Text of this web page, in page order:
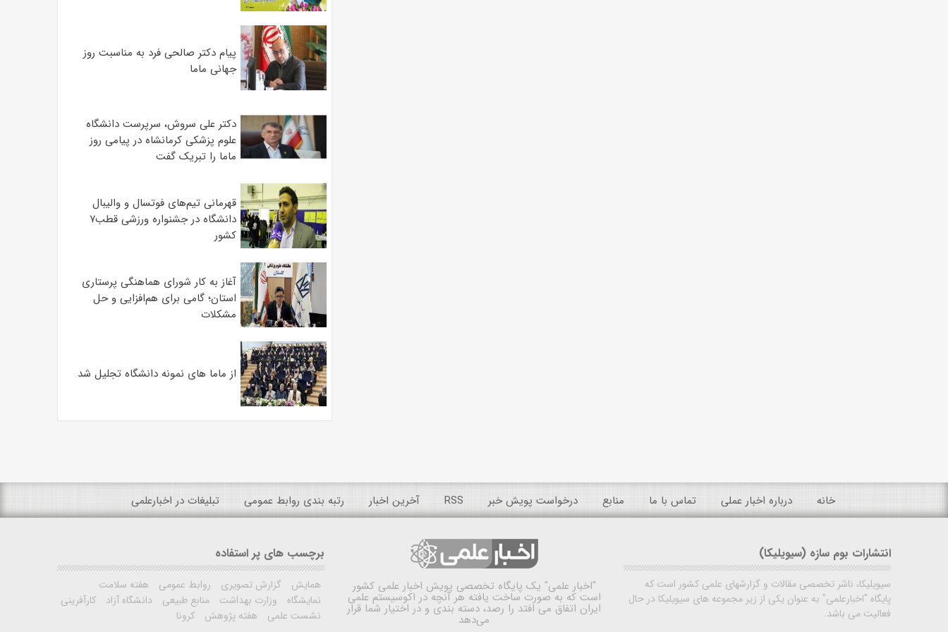
پیام دکتر صالحی فرد به مناسبت روز
جهانی ماما
دکتر علی سروش، سرپرست دانشگاه
علوم پزشکی کرمانشاه در پیامی روز
ماما را تبریک گفت
قهرمانی تیم‌های فوتسال و والیبال
دانشگاه در جشنواره ورزشی قطب۷
کشور
آغاز به کار شورای هماهنگی پرستاری
استان؛ گامی برای هم‌افزایی و حل
مشکلات
از ماما های نمونه دانشگاه تجلیل شد
خانه درباره اخبار عملی تماس با ما منابع درخواست پویش خبر RSS آخرین اخبار رتبه بندی روابط عمومی تبلیغات در اخبارعلمی
انتشارات بوم سازه (سیویلیکا)
سیویلیکا، ناشر تخصصی مقالات و گزارشهای علمی کشور است که
پایگاه "اخبارعلمی" به عنوان یکی از زیر مجموعه های سیویلیکا در حال
فعالیت می باشد.
"اخبار علمی" یک پایگاه تخصصی پویش اخبار علمی کشور
است که به صورت ساخت یافته هر آنچه در اکوسیستم علمی
ایران اتفاق می افتد را رصد، دسته بندی و در اختیار شما قرار
می‌دهد
برچسب های پر استفاده
همایش گزارش تصویری روابط عمومی
هفته سلامت
نمایشگاه
وزارت بهداشت منابع طبیعی دانشگاه آزاد
کارآفرینی
نشست علمی
هفته پژوهش کرونا